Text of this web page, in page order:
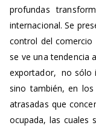
profundas
internacional. Se
control del comercio
se ve una tendencia
exportador, no sólo
sino también, en
atrasadas que
ocupada, las cuales